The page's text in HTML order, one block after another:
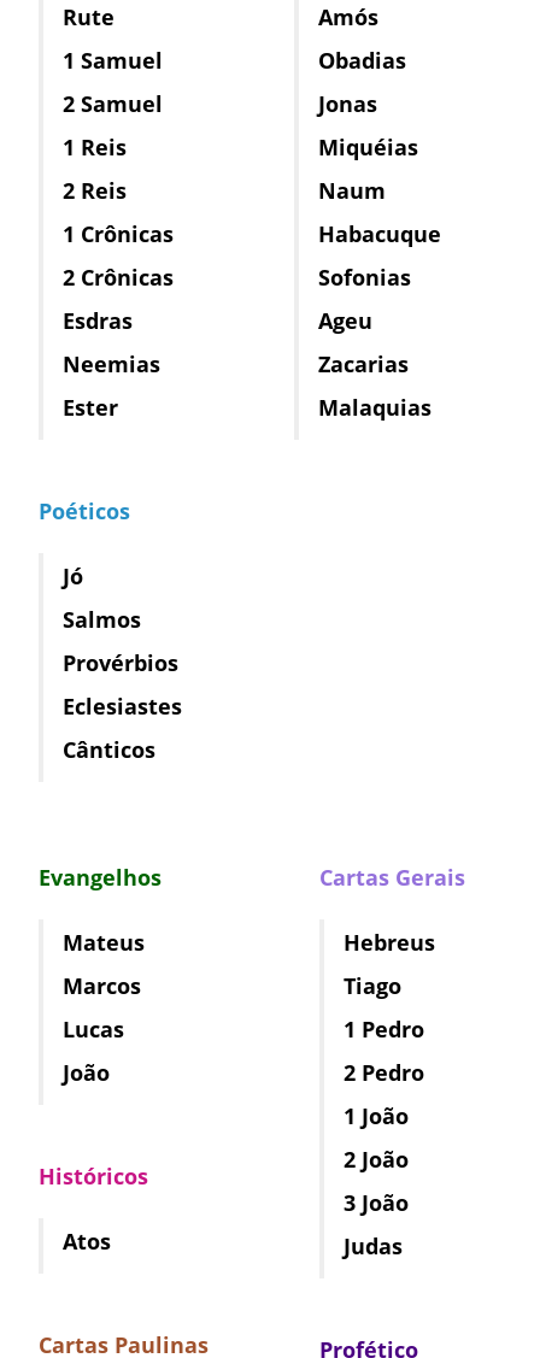
Rute
1 Samuel
2 Samuel
1 Reis
2 Reis
1 Crônicas
2 Crônicas
Esdras
Neemias
Ester
Poéticos
Jó
Salmos
Provérbios
Eclesiastes
Cânticos
Amós
Obadias
Jonas
Miquéias
Naum
Habacuque
Sofonias
Ageu
Zacarias
Malaquias
Evangelhos
Mateus
Marcos
Lucas
João
Históricos
Atos
Cartas Paulinas
Cartas Gerais
Hebreus
Tiago
1 Pedro
2 Pedro
1 João
2 João
3 João
Judas
Profético